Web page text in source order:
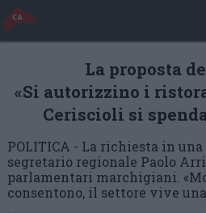
La proposta
«Si autorizzino i
Ceriscioli si
POLITICA - La richiesta in
segretario regionale Paolo
parlamentari marchigiani.
consentono, il settore vive